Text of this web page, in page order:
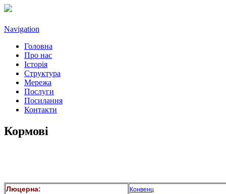
Navigation
Головна
Про нас
Історія
Структура
Мережа
Послуги
Посилання
Контакти
Кормові
Люцерна:
Конвенц